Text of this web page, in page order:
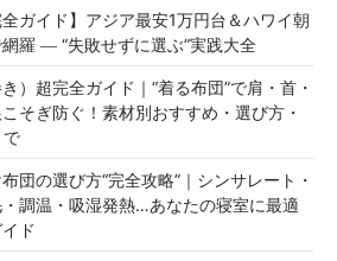
全ガイド】アジア最安1万円台＆ハワイ朝
羅 ― “失敗せずに選ぶ”実践大全
）超完全ガイド｜“着る布団”で肩・首・
そぎ防ぐ！素材別おすすめ・選び方・
で
布団の選び方“完全攻略”｜シンサレート・
調温・吸湿発熱…あなたの寝室に最適
ド